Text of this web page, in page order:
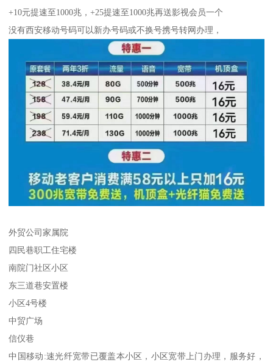
+10元提速至1000兆，+25提速至1000兆再送影视会员一个
没有西安移动号码可以新办号码或不换号携号转网办理，
外贸公司家属院
四民巷职工住宅楼
南院门社区小区
东三道巷安置楼
小区4号楼
中贸广场
信仪巷
中国移动:速光纤宽带已覆盖本小区，小区宽带上门办理，服务好，